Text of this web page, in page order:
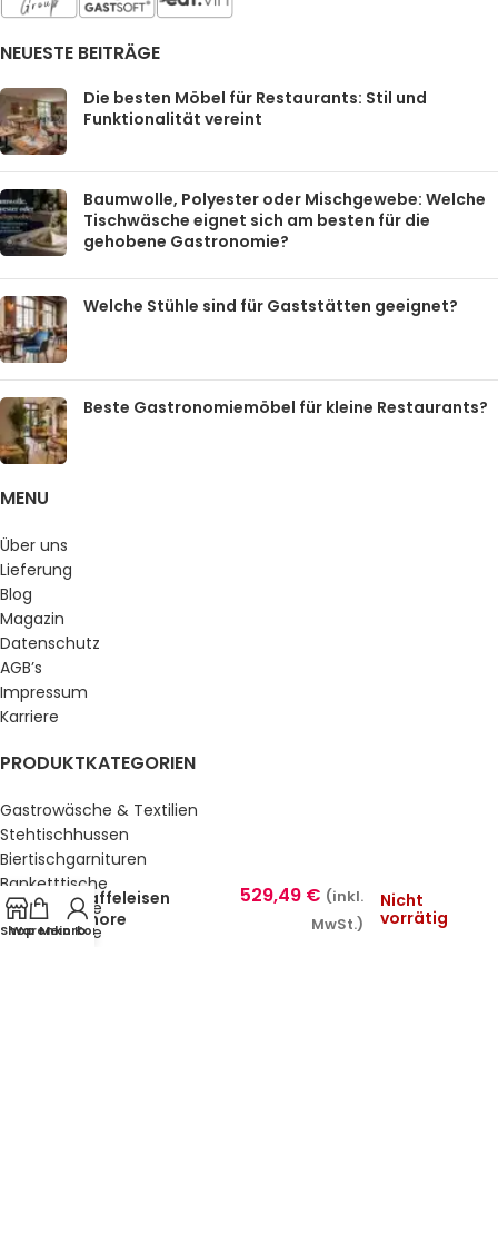
NEUESTE BEITRÄGE
Die besten Möbel für Restaurants: Stil und
Funktionalität vereint
Baumwolle, Polyester oder Mischgewebe: Welche
Tischwäsche eignet sich am besten für die
gehobene Gastronomie?
Welche Stühle sind für Gaststätten geeignet?
Beste Gastronomiemöbel für kleine Restaurants?
MENU
Über uns
Lieferung
Blog
Magazin
Datenschutz
AGB’s
Impressum
Karriere
PRODUKTKATEGORIEN
Gastrowäsche & Textilien
Stehtischhussen
Biertischgarnituren
Banketttische
Gartentische
Gartenstühle
Shop
Warenkorb
Mein Konto
Waffeleisen
Amore
529,49 € (inkl.
MwSt.)
Nicht
vorrätig